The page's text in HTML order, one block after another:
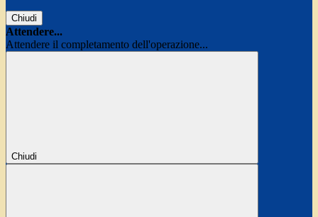
Chiudi
Attendere...
Attendere il completamento dell'operazione...
Chiudi